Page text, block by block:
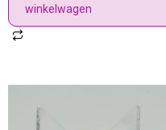
winkelwagen